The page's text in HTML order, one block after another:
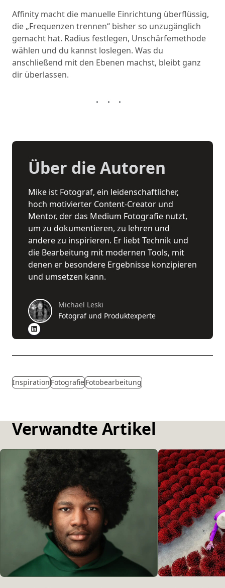
Affinity macht die manuelle Einrichtung überflüssig,
die „Frequenzen trennen“ bisher so unzugänglich
gemacht hat. Radius festlegen, Unschärfemethode
wählen und du kannst loslegen. Was du
anschließend mit den Ebenen machst, bleibt ganz
dir überlassen.
Über die Autoren
Mike ist Fotograf, ein leidenschaftlicher,
hoch motivierter Content-Creator und
Mentor, der das Medium Fotografie nutzt,
um zu dokumentieren, zu lehren und
andere zu inspirieren. Er liebt Technik und
die Bearbeitung mit modernen Tools, mit
denen er besondere Ergebnisse konzipieren
und umsetzen kann.
Michael Leski
Fotograf und Produktexperte
InspirationFotografieFotobearbeitung
Verwandte Artikel